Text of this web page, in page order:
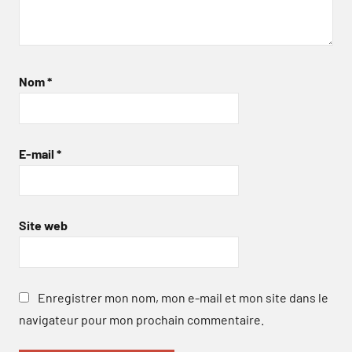
Nom*
E-mail *
Site web
Enregistrer mon nom, mon e-mail et mon site dans le
navigateur pour mon prochain commentaire.